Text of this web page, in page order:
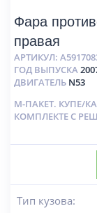
Фара
правая
АРТИКУЛ:
ГОД ВЫПУСКА
ДВИГАТЕЛЬ N53
М-ПАКЕТ. КУПЕ/
КОМПЛЕКТЕ С
Тип кузова: